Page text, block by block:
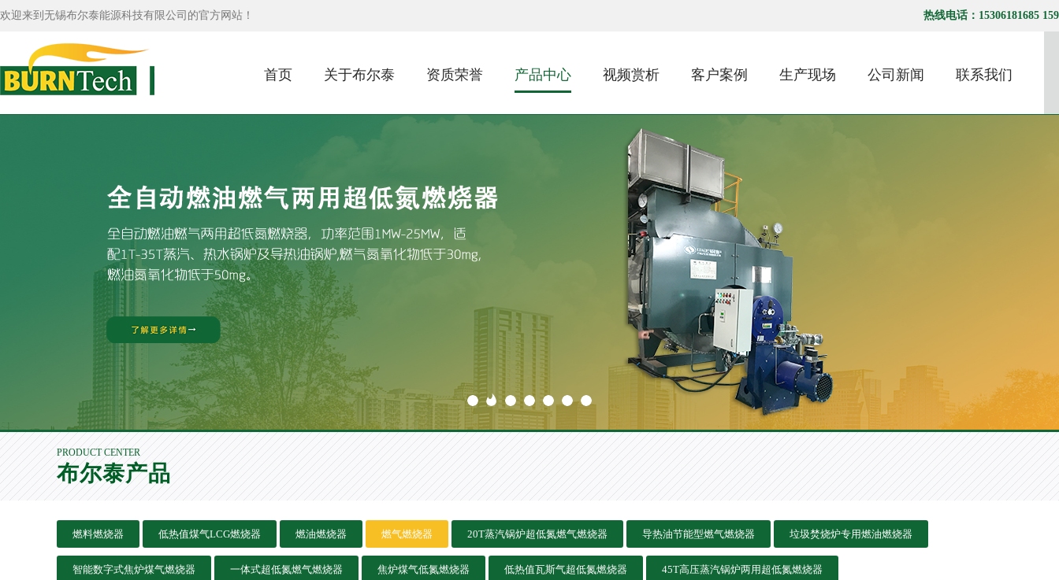
欢迎来到无锡布尔泰能源科技有限公司的官方网站！ 热线电话：15306181685
首页 关于布尔泰 资质荣誉 产品中心 视频赏析 客户案例 生产现场 公司新闻 联系我们
PRODUCT CENTER
布尔泰产品
燃料燃烧器 低热值煤气LCG燃烧器 燃油燃烧器 燃气燃烧器 20T蒸汽锅炉超低氮燃气燃烧器 导热油节能型燃气燃烧器 垃圾焚烧炉专用燃油燃烧器
智能数字式焦炉煤气燃烧器 一体式超低氮燃气燃烧器 焦炉煤气低氮燃烧器 低热值瓦斯气超低氮燃烧器 45T高压蒸汽锅炉两用超低氮燃烧器